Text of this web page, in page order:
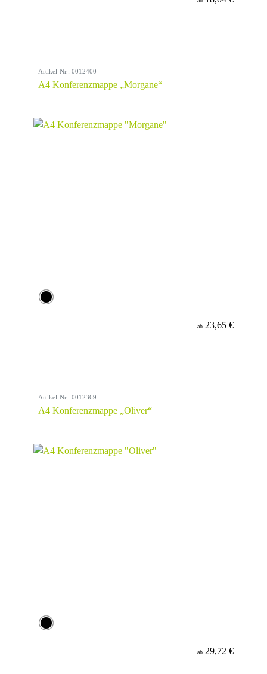
Artikel-Nr.: 0012400
A4 Konferenzmappe „Morgane“
ab 23,65 €
Artikel-Nr.: 0012369
A4 Konferenzmappe „Oliver“
ab 29,72 €